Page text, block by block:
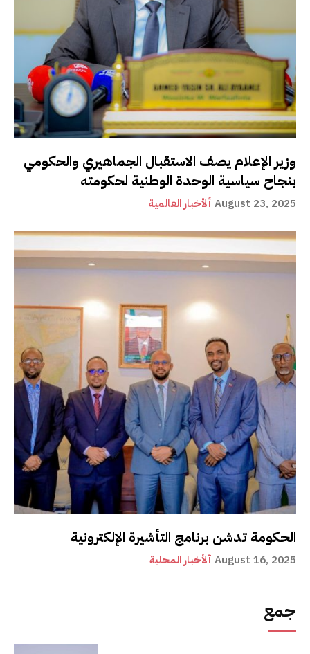
وزير الإعلام يصف الاستقبال الجماهيري والحكومي
بنجاح سياسية الوحدة الوطنية لحكومته
ألأخبار العالمية August 23, 2025
الحكومة تدشن برنامج التأشيرة الإلكترونية
ألأخبار المحلية August 16, 2025
جمع